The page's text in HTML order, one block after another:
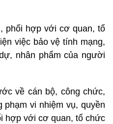
phối hợp với cơ quan, tổ
việc bảo vệ tính mạng,
nhân phẩm của người
về cán bộ, công chức,
phạm vi nhiệm vụ, quyền
hợp với cơ quan, tổ chức